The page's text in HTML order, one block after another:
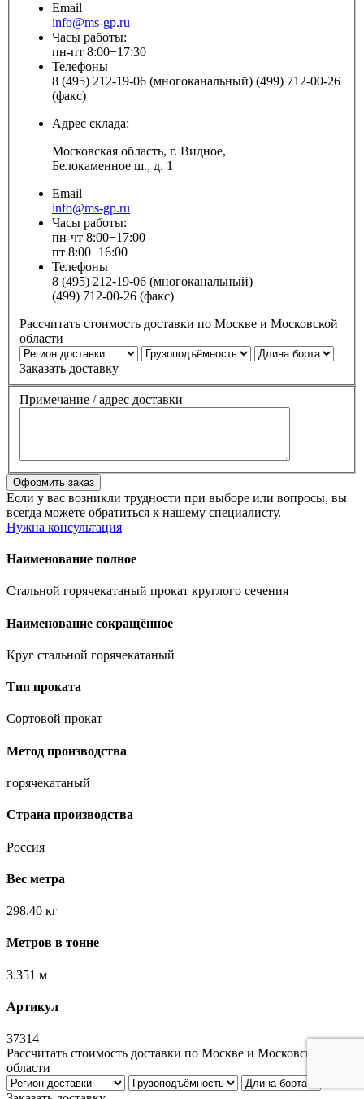
Email
info@ms-gp.ru
Часы работы:
пн-пт 8:00−17:30
Телефоны
8 (495) 212-19-06 (многоканальный) (499) 712-00-26
(факс)
Адрес склада:
Московская область, г. Видное,
Белокаменное ш., д. 1
Email
info@ms-gp.ru
Часы работы:
пн-чт 8:00−17:00
пт 8:00−16:00
Телефоны
8 (495) 212-19-06 (многоканальный)
(499) 712-00-26 (факс)
Рассчитать стоимость доставки по Москве и Московской
области
Заказать доставку
Примечание / адрес доставки
Если у вас возникли трудности при выборе или вопросы, вы
всегда можете обратиться к нашему специалисту.
Нужна консультация
Наименование полное
Стальной горячекатаный прокат круглого сечения
Наименование сокращённое
Круг стальной горячекатаный
Тип проката
Сортовой прокат
Метод производства
горячекатаный
Страна производства
Россия
Вес метра
298.40 кг
Метров в тонне
3.351 м
Артикул
37314
Рассчитать стоимость доставки по Москве и Московской
области